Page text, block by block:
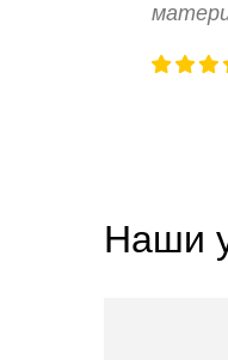
Наши